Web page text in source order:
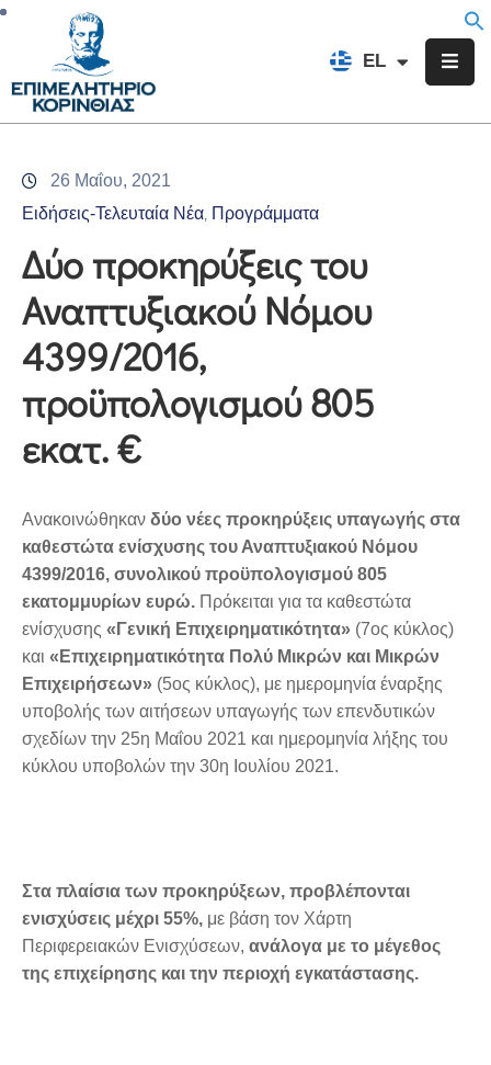
EL
FR
Επιμελητήριο
Υπηρεσίες
Προγράμματα
&
Δράσεις
Εκδηλώσεις
Επικοινωνία
26 Μαΐου, 2021
Ειδήσεις-Τελευταία Νέα Προγράμματα
Δύο προκηρύξεις του
Αναπτυξιακού Νόμου
4399/2016,
προϋπολογισμού 805
εκατ. €
Ανακοινώθηκαν δύο νέες προκηρύξεις υπαγωγής στα
καθεστώτα ενίσχυσης του Αναπτυξιακού Νόμου
4399/2016, συνολικού προϋπολογισμού 805
εκατομμυρίων ευρώ. Πρόκειται για τα καθεστώτα
ενίσχυσης «Γενική Επιχειρηματικότητα» (7ος κύκλος)
και «Επιχειρηματικότητα Πολύ Μικρών και Μικρών
Επιχειρήσεων» (5ος κύκλος), με ημερομηνία έναρξης
υποβολής των αιτήσεων υπαγωγής των επενδυτικών
σχεδίων την 25η Μαΐου 2021 και ημερομηνία λήξης του
κύκλου υποβολών την 30η Ιουλίου 2021.
Στα πλαίσια των προκηρύξεων, προβλέπονται
ενισχύσεις μέχρι 55%, με βάση τον Χάρτη
Περιφερειακών Ενισχύσεων, ανάλογα με το μέγεθος
της επιχείρησης και την περιοχή εγκατάστασης.